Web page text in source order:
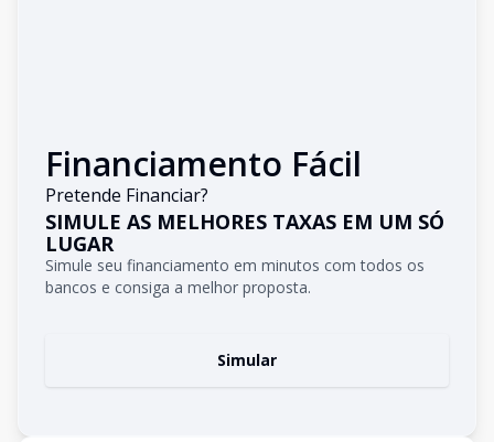
Financiamento Fácil
Pretende Financiar?
SIMULE AS MELHORES TAXAS EM UM SÓ
LUGAR
Simule seu financiamento em minutos com todos os
bancos e consiga a melhor proposta.
Simular